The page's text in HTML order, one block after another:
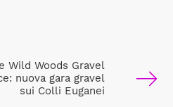
Wild Woods Gravel
nuova gara gravel
sui Colli Euganei